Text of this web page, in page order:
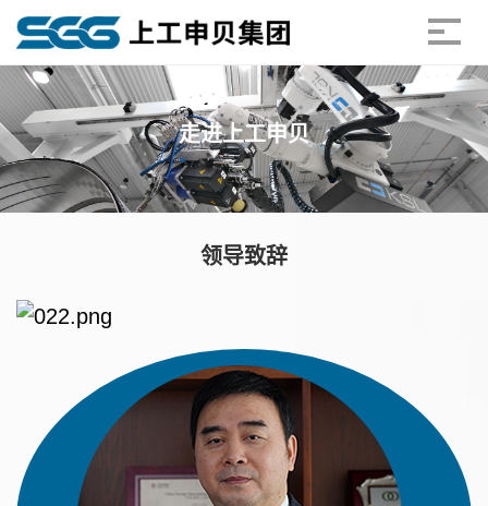
走进上工申贝
领导致辞